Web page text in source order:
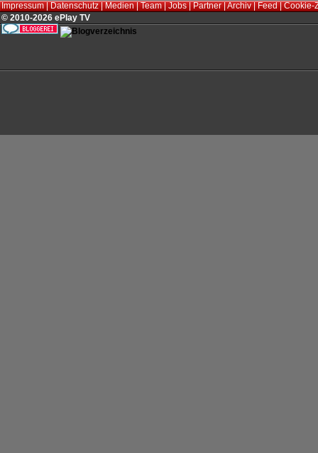
Impressum|Datenschutz|Medien|Team|Jobs|Partner|Archiv|Feed|Cookie-
© 2010-2026 ePlay TV